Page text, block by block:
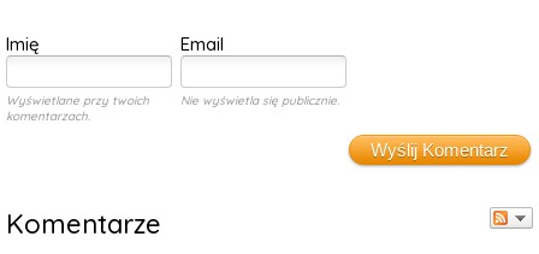
Komentarze
Imię Email
Wyświetlane przy twoich
komentarzach.
Nie wyświetla się publicznie.
Wyślij Komentarz